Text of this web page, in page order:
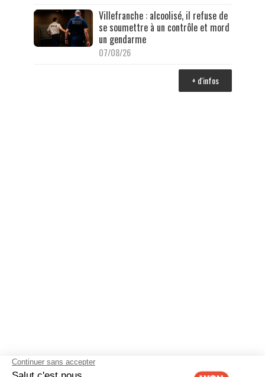
Villefranche : alcoolisé, il refuse de
se soumettre à un contrôle et mord
un gendarme
07/08/26
+ d'infos